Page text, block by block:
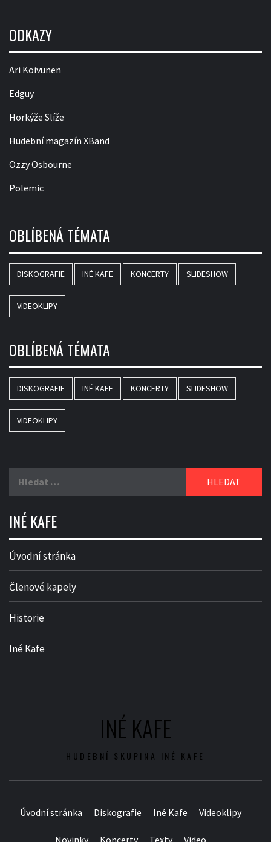
ODKAZY
Ari Koivunen
Edguy
Horkýže Slíže
Hudební magazín XBand
Ozzy Osbourne
Polemic
OBLÍBENÁ TÉMATA
DISKOGRAFIE INÉ KAFE KONCERTY SLIDESHOW
VIDEOKLIPY
OBLÍBENÁ TÉMATA
DISKOGRAFIE INÉ KAFE KONCERTY SLIDESHOW
VIDEOKLIPY
INÉ KAFE
Úvodní stránka
Členové kapely
Historie
Iné Kafe
INÉ KAFE
HUDEBNÍ SKUPINA INÉ KAFE
Úvodní stránka Diskografie Iné Kafe Videoklipy